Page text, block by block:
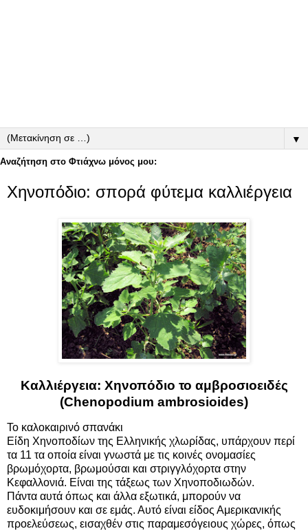
▼
Αναζήτηση στο Φτιάχνω μόνος μου:
Χηνοπόδιο: σπορά φύτεμα καλλιέργεια
Καλλιέργεια: Χηνοπόδιο το αμβροσιοειδές
(Chenopodium ambrosioides)
Το καλοκαιρινό σπανάκι
Είδη Χηνοποδίων της Ελληνικής χλωρίδας, υπάρχουν περί
τα 11 τα οποία είναι γνωστά με τις κοινές ονομασίες
βρωμόχορτα, βρωμούσαι και στριγγλόχορτα στην
Κεφαλλονιά. Είναι της τάξεως των Χηνοποδιωδών.
Πάντα αυτά όπως και άλλα εξωτικά, μπορούν να
ευδοκιμήσουν και σε εμάς. Αυτό είναι είδος Αμερικανικής
προελεύσεως, εισαχθέν στις παραμεσόγειους χώρες, όπως